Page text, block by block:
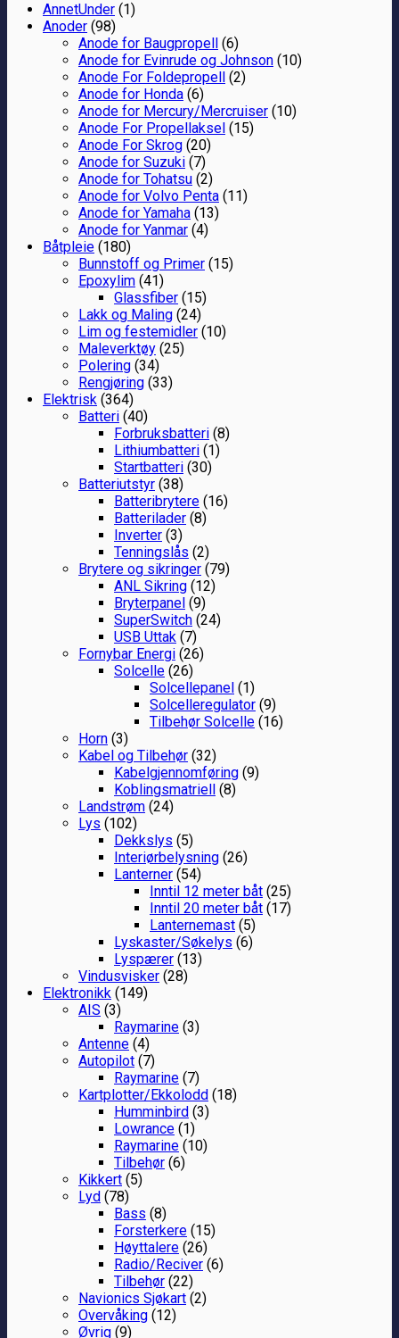
AnnetUnder (1)
Anoder (98)
Anode for Baugpropell (6)
Anode for Evinrude og Johnson (10)
Anode For Foldepropell (2)
Anode for Honda (6)
Anode for Mercury/Mercruiser (10)
Anode For Propellaksel (15)
Anode For Skrog (20)
Anode for Suzuki (7)
Anode for Tohatsu (2)
Anode for Volvo Penta (11)
Anode for Yamaha (13)
Anode for Yanmar (4)
Båtpleie (180)
Bunnstoff og Primer (15)
Epoxylim (41)
Glassfiber (15)
Lakk og Maling (24)
Lim og festemidler (10)
Maleverktøy (25)
Polering (34)
Rengjøring (33)
Elektrisk (364)
Batteri (40)
Forbruksbatteri (8)
Lithiumbatteri (1)
Startbatteri (30)
Batteriutstyr (38)
Batteribrytere (16)
Batterilader (8)
Inverter (3)
Tenningslås (2)
Brytere og sikringer (79)
ANL Sikring (12)
Bryterpanel (9)
SuperSwitch (24)
USB Uttak (7)
Fornybar Energi (26)
Solcelle (26)
Solcellepanel (1)
Solcelleregulator (9)
Tilbehør Solcelle (16)
Horn (3)
Kabel og Tilbehør (32)
Kabelgjennomføring (9)
Koblingsmatriell (8)
Landstrøm (24)
Lys (102)
Dekkslys (5)
Interiørbelysning (26)
Lanterner (54)
Inntil 12 meter båt (25)
Inntil 20 meter båt (17)
Lanternemast (5)
Lyskaster/Søkelys (6)
Lyspærer (13)
Vindusvisker (28)
Elektronikk (149)
AIS (3)
Raymarine (3)
Antenne (4)
Autopilot (7)
Raymarine (7)
Kartplotter/Ekkolodd (18)
Humminbird (3)
Lowrance (1)
Raymarine (10)
Tilbehør (6)
Kikkert (5)
Lyd (78)
Bass (8)
Forsterkere (15)
Høyttalere (26)
Radio/Reciver (6)
Tilbehør (22)
Navionics Sjøkart (2)
Overvåking (12)
Øvrig (9)